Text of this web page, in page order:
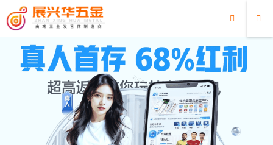
超凡国际
超凡国际/最新消息/教导官琴V用敲击创造属于你的旋律!
教导官琴V用敲击创造属于你的旋律!
2025/06/27 最新消息 582 0